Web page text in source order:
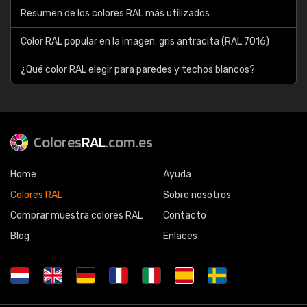
Resumen de los colores RAL más utilizados
Color RAL popular en la imagen: gris antracita (RAL 7016)
¿Qué color RAL elegir para paredes y techos blancos?
ColoresRAL.com.es
Home
Colores RAL
Comprar muestra colores RAL
Blog
Ayuda
Sobre nosotros
Contacto
Enlaces